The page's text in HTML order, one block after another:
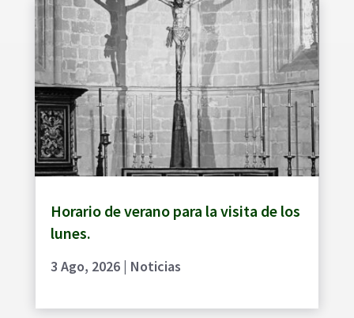
Horario de verano para la visita de los
lunes.
3 Ago, 2026| Noticias